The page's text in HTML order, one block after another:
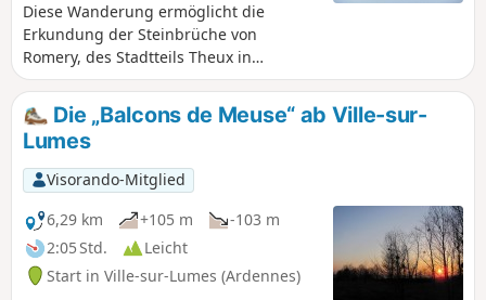
Diese Wanderung ermöglicht die
Erkundung der Steinbrüche von
Romery, des Stadtteils Theux in
Charleville-Mézières und eines Teils der
zukünftigen „Voie Verte“, einem
Programm zur Gestaltung der Maasufer.
Sie lässt sich mit der vorherigen
Wanderung ab Ville-sur-Lumes
verbinden.
Die „Balcons de Meuse“ ab Ville-sur-
Lumes
Visorando-Mitglied
6,29 km
+105 m
-103 m
2:05 Std.
Leicht
Start in Ville-sur-Lumes (Ardennes)